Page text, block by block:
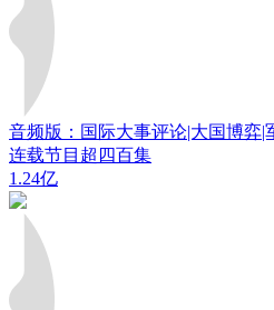
音频版：国际大事评论|大国博弈|
连载节目超四百集
1.24亿